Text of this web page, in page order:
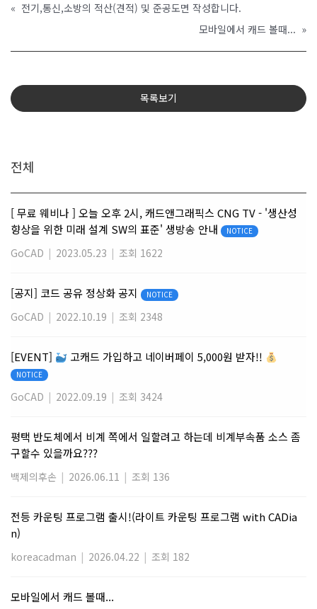
« 전기,통신,소방의 적산(견적) 및 준공도면 작성합니다.
모바일에서 캐드 볼때... »
목록보기
전체
[ 무료 웨비나 ] 오늘 오후 2시, 캐드앤그래픽스 CNG TV - '생산성
향상을 위한 미래 설계 SW의 표준' 생방송 안내
NOTICE
GoCAD | 2023.05.23 | 조회 1622
[공지] 코드 공유 정상화 공지 NOTICE
GoCAD | 2022.10.19 | 조회 2348
[EVENT] 고캐드 가입하고 네이버페이 5,000원 받자!!
NOTICE
GoCAD | 2022.09.19 | 조회 3424
평택 반도체에서 비계 쪽에서 일할려고 하는데 비계부속품 소스 좀
구할수 있을까요???
백제의후손 | 2026.06.11 | 조회 136
전등 카운팅 프로그램 출시!(라이트 카운팅 프로그램 with CADia
n)
koreacadman | 2026.04.22 | 조회 182
모바일에서 캐드 볼때...